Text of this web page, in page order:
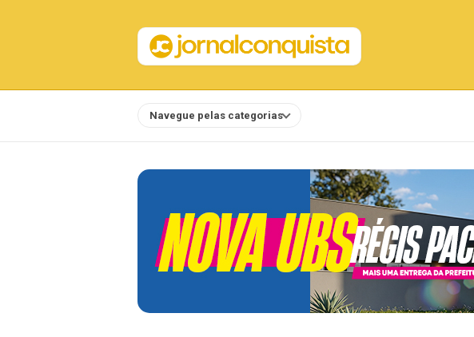
Navegue pelas categorias